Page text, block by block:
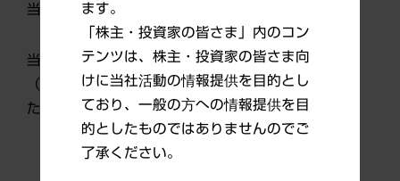
当社所有株式の売却完了に関するお知らせ
当社所有のサン・ファーマの普通株式全株
（214,969,058株）について、売却が完了しまし
た。
ます。
「株主・投資家の皆さま」内のコン
テンツは、株主・投資家の皆さま向
けに当社活動の情報提供を目的とし
ており、一般の方への情報提供を目
的としたものではありませんのでご
了承ください。